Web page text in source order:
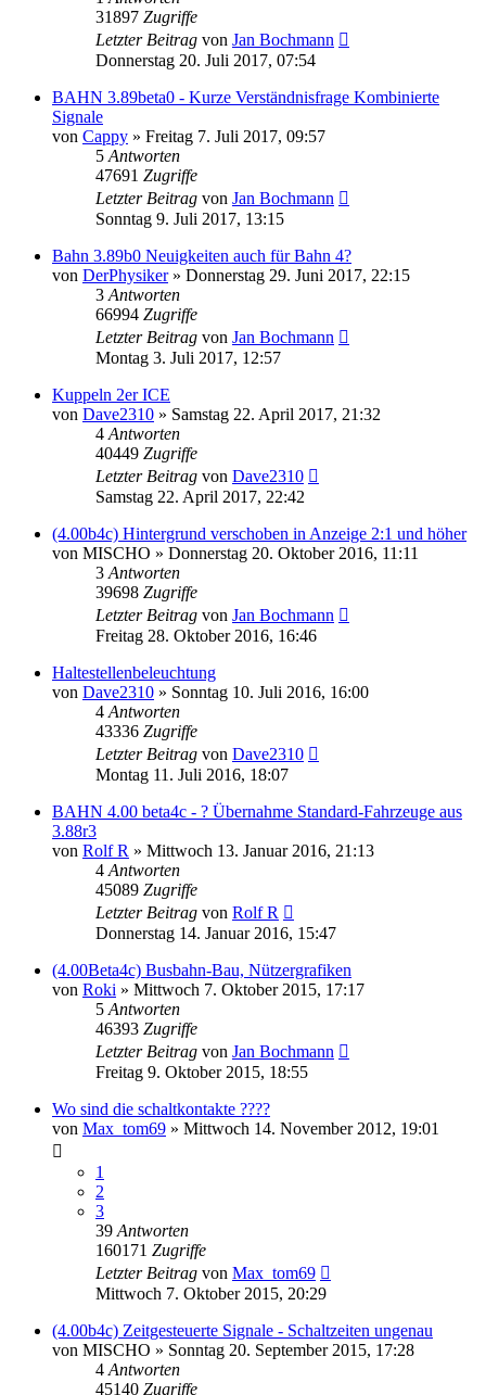
31897 Zugriffe
Letzter Beitrag von Jan Bochmann
Donnerstag 20. Juli 2017, 07:54
BAHN 3.89beta0 - Kurze Verständnisfrage Kombinierte
Signale
von Cappy » Freitag 7. Juli 2017, 09:57
5 Antworten
47691 Zugriffe
Letzter Beitrag von Jan Bochmann
Sonntag 9. Juli 2017, 13:15
Bahn 3.89b0 Neuigkeiten auch für Bahn 4?
von DerPhysiker» Donnerstag 29. Juni 2017, 22:15
3 Antworten
66994 Zugriffe
Letzter Beitrag von Jan Bochmann
Montag 3. Juli 2017, 12:57
Kuppeln 2er ICE
von Dave2310 » Samstag 22. April 2017, 21:32
4 Antworten
40449 Zugriffe
Letzter Beitrag von Dave2310
Samstag 22. April 2017, 22:42
(4.00b4c) Hintergrund verschoben in Anzeige 2:1 und höher
von MISCHO » Donnerstag 20. Oktober 2016, 11:11
3 Antworten
39698 Zugriffe
Letzter Beitrag von Jan Bochmann
Freitag 28. Oktober 2016, 16:46
Haltestellenbeleuchtung
von Dave2310 » Sonntag 10. Juli 2016, 16:00
4 Antworten
43336 Zugriffe
Letzter Beitrag von Dave2310
Montag 11. Juli 2016, 18:07
BAHN 4.00 beta4c - ? Übernahme Standard-Fahrzeuge aus
3.88r3
von Rolf R » Mittwoch 13. Januar 2016, 21:13
4 Antworten
45089 Zugriffe
Letzter Beitrag von Rolf R
Donnerstag 14. Januar 2016, 15:47
(4.00Beta4c) Busbahn-Bau, Nützergrafiken
von Roki » Mittwoch 7. Oktober 2015, 17:17
5 Antworten
46393 Zugriffe
Letzter Beitrag von Jan Bochmann
Freitag 9. Oktober 2015, 18:55
Wo sind die schaltkontakte ????
von Max_tom69 » Mittwoch 14. November 2012, 19:01
1
2
3
39 Antworten
160171 Zugriffe
Letzter Beitrag von Max_tom69
Mittwoch 7. Oktober 2015, 20:29
(4.00b4c) Zeitgesteuerte Signale - Schaltzeiten ungenau
von MISCHO » Sonntag 20. September 2015, 17:28
4 Antworten
45140 Zugriffe